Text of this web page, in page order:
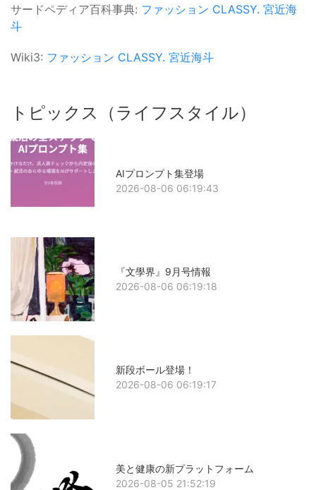
サードペディア百科事典: ファッション CLASSY. 宮近海
斗
Wiki3: ファッション CLASSY. 宮近海斗
トピックス（ライフスタイル）
AIプロンプト集登場
2026-08-06 06:19:43
『文學界』9月号情報
2026-08-06 06:19:18
新段ボール登場！
2026-08-06 06:19:17
美と健康の新プラットフォーム
2026-08-05 21:52:19